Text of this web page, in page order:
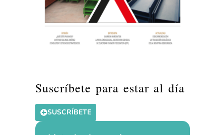
Suscríbete para estar al día
SUSCRÍBETE